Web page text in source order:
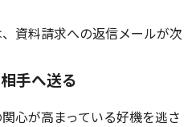
資料請求への返信メールが次
手へ送る
心が高まっている好機を逃さ